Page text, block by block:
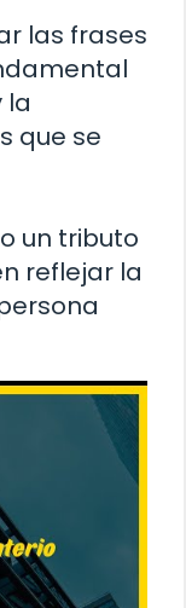
las frases
la
que se
un tributo
reflejar la